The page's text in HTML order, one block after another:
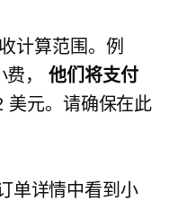
计算范围。例
费，他们将支付
美元。请确保在此
单详情中看到小